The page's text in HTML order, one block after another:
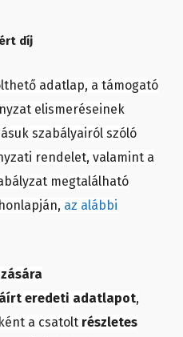
díj
adatlap, a támogató
elismeréseinek
szabályairól szóló
rendelet, valamint a
megtalálható
az alábbi
eredeti adatlapot,
a csatolt részletes